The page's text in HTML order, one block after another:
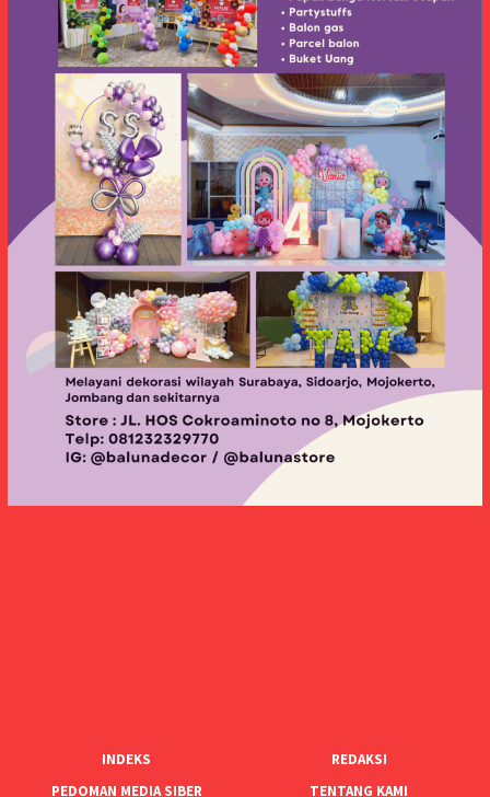
INDEKS
REDAKSI
PEDOMAN MEDIA SIBER
TENTANG KAMI